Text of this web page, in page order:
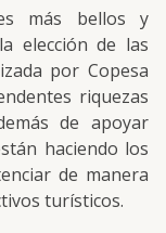
más bellos y
elección de las
por Copesa
riquezas
de apoyar
haciendo los
de manera
turísticos.